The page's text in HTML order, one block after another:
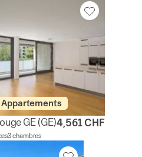
Appartements
GE(GE)
3 chambres
4,561 CHF